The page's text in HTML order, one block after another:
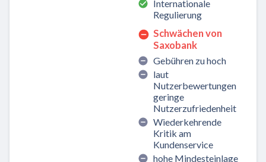
Internationale
Regulierung
Schwächen von
Saxobank
Gebühren zu hoch
laut
Nutzerbewertungen
geringe
Nutzerzufriedenheit
Wiederkehrende
Kritik am
Kundenservice
hohe Mindesteinlage